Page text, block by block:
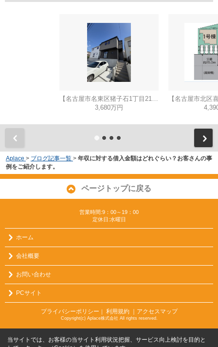
3,680万円
Aplace > ブログ記事一覧 > 年収に対する借入金額はどれぐらい？お客さんの事
例をご紹介します。
ページトップに戻る
営業時間:9：00～19：00
定休日:水曜日
ホーム
会社概要
お問い合わせ
PCサイト
プライバシーポリシー ｜ 利用規約 ｜アクセスマップ
Copyright(c) Aplace株式会社 All rights reserved.
当サイトでは、お客様の当サイト利用状況把握、サービス向上検討を目的と